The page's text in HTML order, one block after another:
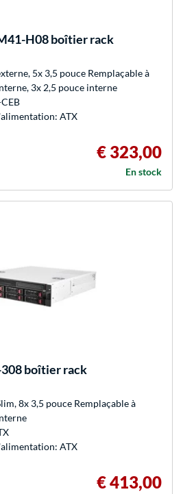
H08 boîtier rack
5x 3,5 pouce Remplaçable à
3x 2,5 pouce interne
ATX
€ 323,00
En stock
boîtier rack
8x 3,5 pouce Remplaçable à
ATX
€ 413,00